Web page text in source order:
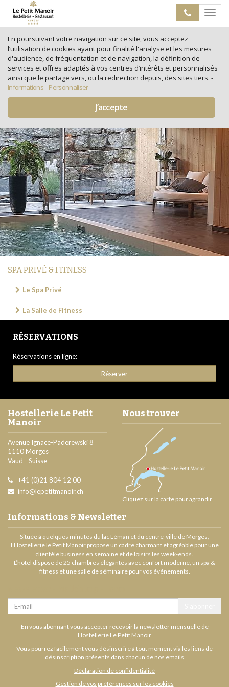
En poursuivant votre navigation sur ce site, vous acceptez
l’utilisation de cookies ayant pour finalité l'analyse et les mesures
d'audience, de fréquentation et de navigation, la définition de
services et offres adaptés à vos centres d’intérêts et personnalisés
ainsi que le partage vers, ou la redirection depuis, des sites tiers. -
Informations- Personnaliser
J’accepte
Toggle
RÉSERVATIONS
Réservations en ligne:
Réserver
SPA PRIVÉ & FITNESS
Le Spa Privé
La Salle de Fitness
Hostellerie Le Petit
Manoir
Avenue Ignace-Paderewski 8
1110Morges
Vaud - Suisse
+41 (0)21 804 12 00
info@lepetitmanoir.ch
Nous trouver
Cliquez sur la carte pour agrandir
Informations & Newsletter
Située à quelques minutes du lac Léman et du centre-ville de Morges,
l’Hostellerie le Petit Manoir propose un cadre charmant et agréable pour une
clientèle business en semaine et de loisirs les week-ends.
L’hôtel dispose de 25 chambres élégantes avec confort moderne, un spa &
fitness et une salle de séminaire pour vos événements.
Email
En vous abonnant vous accepter recevoir la newsletter mensuelle de
Hostellerie Le Petit Manoir
Vous pourrez facilement vous désinscrire à tout moment via les liens de
désinscription présents dans chacun de nos emails
Déclaration de confidentialité
Gestion de vos préférences sur les cookies